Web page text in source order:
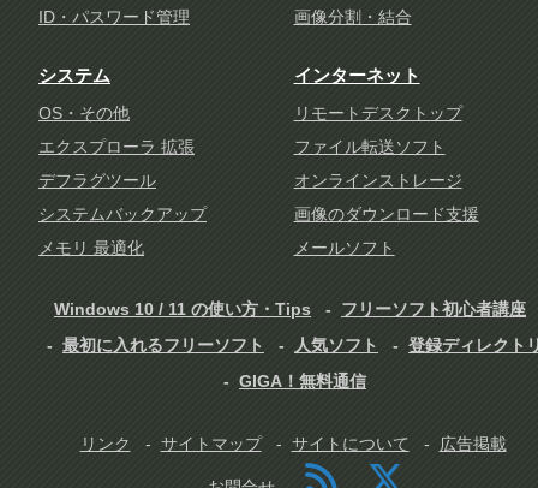
ID・パスワード管理
画像分割・結合
システム
OS・その他
エクスプローラ 拡張
デフラグツール
システムバックアップ
メモリ 最適化
インターネット
リモートデスクトップ
ファイル転送ソフト
オンラインストレージ
画像のダウンロード支援
メールソフト
Windows 10 / 11 の使い方・Tips
フリーソフト初心者講座
最初に入れるフリーソフト
人気ソフト
登録ディレクト
GIGA！無料通信
リンク サイトマップ サイトについて 広告掲載